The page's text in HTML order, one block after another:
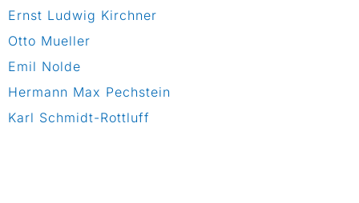
Ernst Ludwig Kirchner
Otto Mueller
Emil Nolde
Hermann Max Pechstein
Karl Schmidt-Rottluff